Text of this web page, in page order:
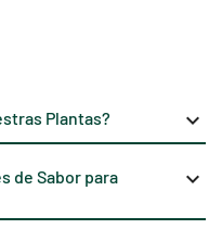
Plantas? keyboard_arrow_down
de Sabor para
keyboard_arrow_down